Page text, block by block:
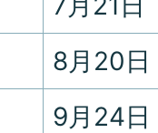
8月20日
9月24日